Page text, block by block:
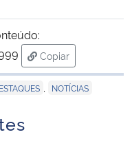
Copiar
para área de
NOTÍCIAS